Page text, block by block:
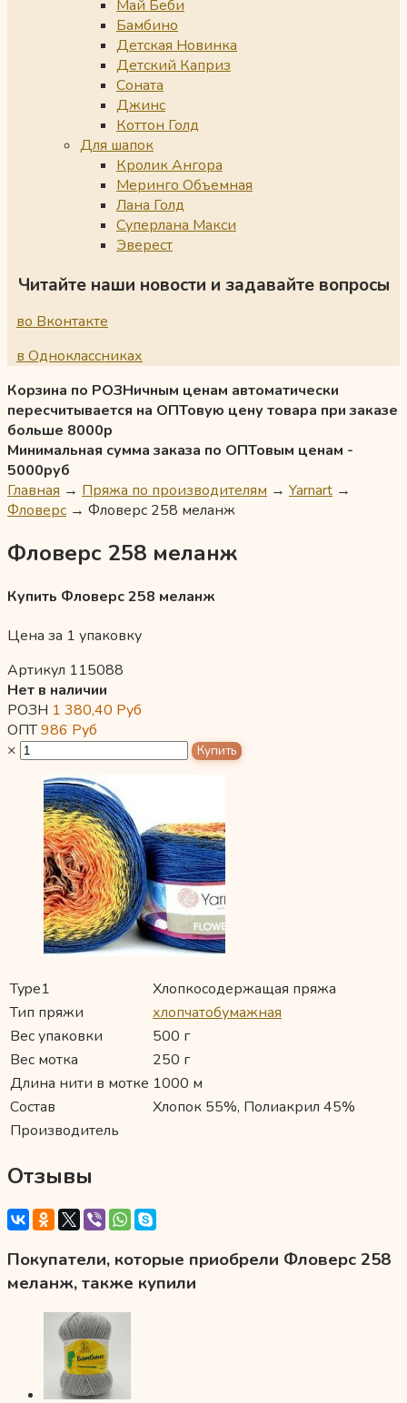
Май Беби
Бамбино
Детская Новинка
Детский Каприз
Соната
Джинс
Коттон Голд
Для шапок
Кролик Ангора
Меринго Объемная
Лана Голд
Суперлана Макси
Эверест
Читайте наши новости и задавайте вопросы
во Вконтакте
в Одноклассниках
Корзина по РОЗНичным ценам автоматически
пересчитывается на ОПТовую цену товара при заказе
больше 8000р
Минимальная сумма заказа по ОПТовым ценам -
5000руб
Главная → Пряжа по производителям → Yarnart →
Фловерс → Фловерс 258 меланж
Фловерс 258 меланж
Купить Фловерс 258 меланж
Цена за 1 упаковку
Артикул 115088
Нет в наличии
РОЗН 1 380,40 Руб
ОПТ986 Руб
×
Type1
Хлопкосодержащая пряжа
Тип пряжи
хлопчатобумажная
Вес упаковки
500 г
Вес мотка
250 г
Длина нити в мотке 1000 м
Состав
Хлопок 55%, Полиакрил 45%
Производитель
Отзывы
Покупатели, которые приобрели Фловерс 258
меланж, также купили